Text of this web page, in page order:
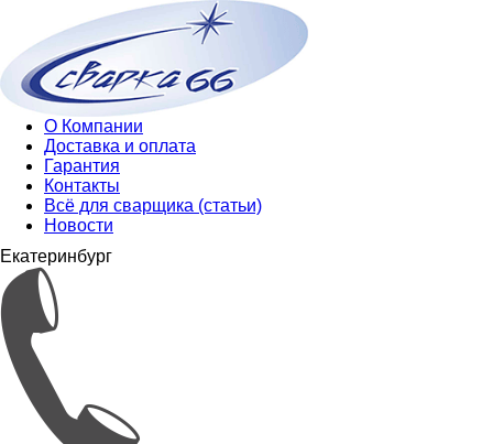
О Компании
Доставка и оплата
Гарантия
Контакты
Всё для сварщика (статьи)
Новости
Екатеринбург